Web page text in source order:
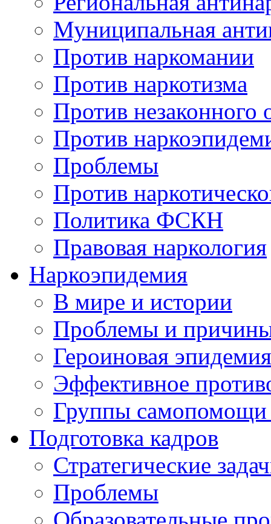
Муниципальная
Против наркомании
Против наркотизма
Против незаконного
Против
Проблемы
Против
Политика ФСКН
Правовая наркология
Наркоэпидемия
В мире и истории
Проблемы и
Героиновая эпидемия
Эффективное
Группы самопомощи
Подготовка кадров
Стратегические
Проблемы